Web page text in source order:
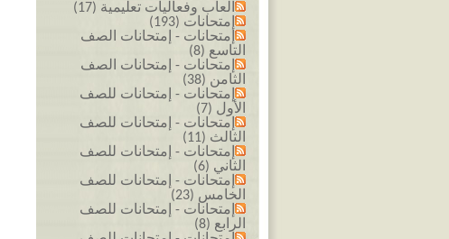
العاب وفعاليات تعليمية (17)
إمتحانات (193)
إمتحانات - إمتحانات الصف
التاسع (8)
إمتحانات - إمتحانات الصف
الثامن (38)
إمتحانات - إمتحانات للصف
الأول (7)
إمتحانات - إمتحانات للصف
الثالث (11)
إمتحانات - إمتحانات للصف
الثاني (6)
إمتحانات - إمتحانات للصف
الخامس (23)
إمتحانات - إمتحانات للصف
الرابع (8)